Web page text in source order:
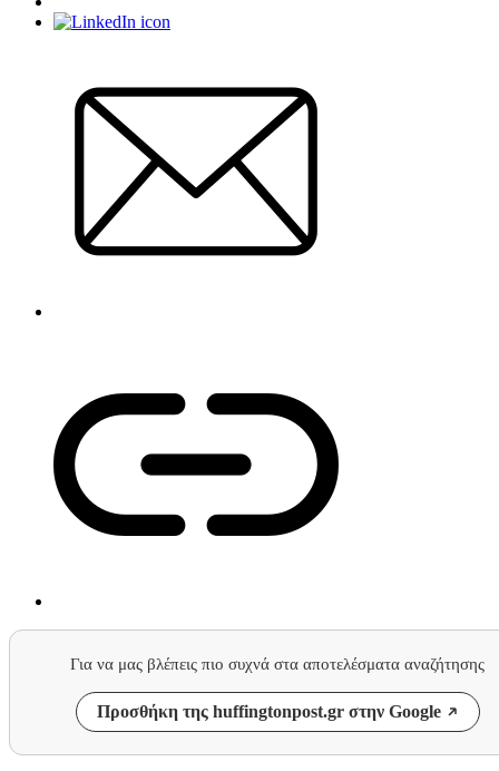
Για να μας βλέπεις πιο συχνά στα αποτελέσματα αναζήτησης
Προσθήκη της huffingtonpost.gr στην Google